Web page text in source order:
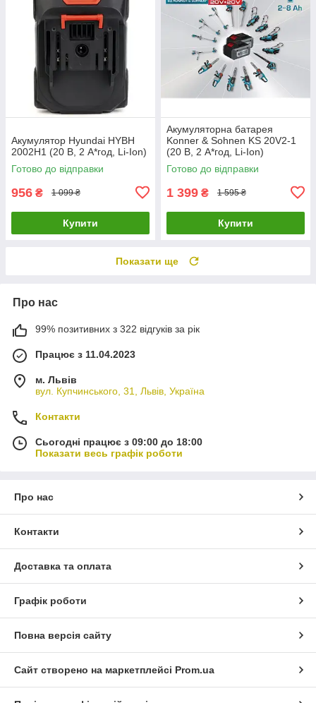
Акумулятор Hyundai HYBH
2002H1 (20 В, 2 А*год, Li-Ion)
Готово до відправки
956 ₴ 1 099 ₴
Купити
Акумуляторна батарея
Konner & Sohnen KS 20V2-1
(20 В, 2 А*год, Li-Ion)
Готово до відправки
1 399 ₴ 1 595 ₴
Купити
Показати ще
Про нас
99% позитивних з 322 відгуків за рік
Працює з 11.04.2023
м. Львів
вул. Купчинського, 31, Львів, Україна
Контакти
Сьогодні працює з 09:00 до 18:00
Показати весь графік роботи
Про нас
Контакти
Доставка та оплата
Графік роботи
Повна версія сайту
Сайт створено на маркетплейсі Prom.ua